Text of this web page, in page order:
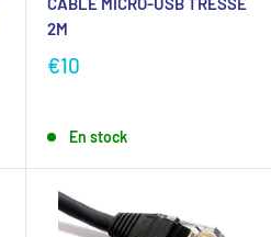
2M
€10
En stock